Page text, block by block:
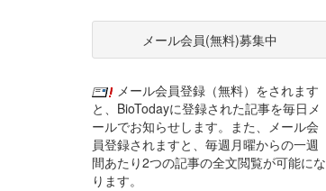
メール会員(無料)募集中
メール会員登録（無料）をされます
と、BioTodayに登録された記事を毎日メ
ールでお知らせします。また、メール会
員登録されますと、毎週月曜からの一週
間あたり2つの記事の全文閲覧が可能にな
ります。